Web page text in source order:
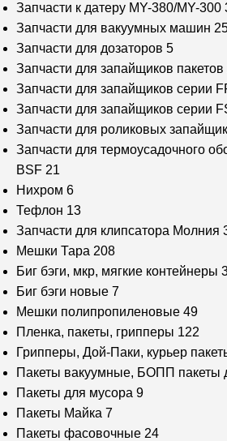
Запчасти к датеру MY-380/MY-300
Запчасти для вакуумных машин
Запчасти для дозаторов 5
Запчасти для запайщиков пакетов
Запчасти для запайщиков серии
Запчасти для запайщиков серии
Запчасти для роликовых
Запчасти для термоусадочного
BSF 21
Нихром 6
Тефлон 13
Запчасти для клипсатора Молния
Мешки Тара 208
Биг бэги, мкр, мягкие контейнеры
Биг бэги новые 7
Мешки полипропиленовые 49
Пленка, пакеты, грипперы 122
Грипперы, Дой-Паки, курьер
Пакеты вакуумные, БОПП пакеты
Пакеты для мусора 9
Пакеты Майка 7
Пакеты фасовочные 24